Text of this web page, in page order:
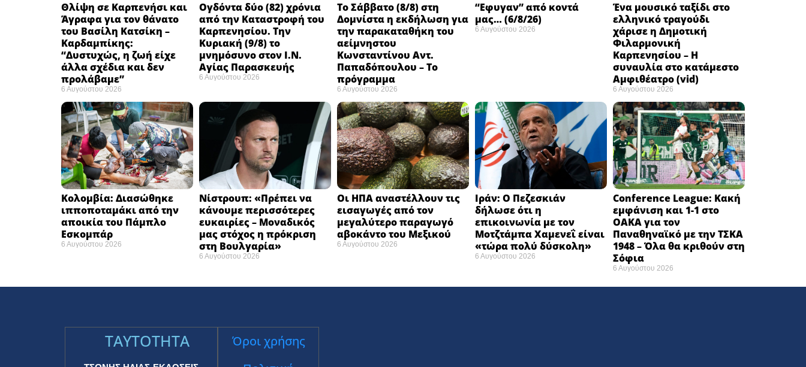
Θλίψη σε Καρπενήσι και
Άγραφα για τον θάνατο
του Βασίλη Κατσίκη –
Καρδαμπίκης:
“Δυστυχώς, η ζωή είχε
άλλα σχέδια και δεν
προλάβαμε”
6 Αυγούστου 2026
Ογδόντα δύο (82) χρόνια
από την Καταστροφή του
Καρπενησίου. Την
Κυριακή (9/8) το
μνημόσυνο στον Ι.Ν.
Αγίας Παρασκευής
6 Αυγούστου 2026
Το Σάββατο (8/8) στη
Δομνίστα η εκδήλωση για
την παρακαταθήκη του
αείμνηστου
Κωνσταντίνου Αντ.
Παπαδόπουλου – Το
πρόγραμμα
6 Αυγούστου 2026
“Εφυγαν” από κοντά
μας… (6/8/26)
6 Αυγούστου 2026
Ένα μουσικό ταξίδι στο
ελληνικό τραγούδι
χάρισε η Δημοτική
Φιλαρμονική
Καρπενησίου – Η
συναυλία στο κατάμεστο
Αμφιθέατρο (vid)
6 Αυγούστου 2026
Κολομβία: Διασώθηκε
ιπποποταμάκι από την
αποικία του Πάμπλο
Εσκομπάρ ​
6 Αυγούστου 2026
Νίστρουπ: «Πρέπει να
κάνουμε περισσότερες
ευκαιρίες – Μοναδικός
μας στόχος η πρόκριση
στη Βουλγαρία» ​
6 Αυγούστου 2026
Οι ΗΠΑ αναστέλλουν τις
εισαγωγές από τον
μεγαλύτερο παραγωγό
αβοκάντο του Μεξικού ​
6 Αυγούστου 2026
Ιράν: Ο Πεζεσκιάν
δήλωσε ότι η
επικοινωνία με τον
Μοτζτάμπα Χαμενεΐ είναι
«τώρα πολύ δύσκολη» ​
6 Αυγούστου 2026
Conference League: Κακή
εμφάνιση και 1-1 στο
ΟΑΚΑ για τον
Παναθηναϊκό με την ΤΣΚΑ
1948 – Όλα θα κριθούν στη
Σόφια ​
6 Αυγούστου 2026
TAYTOTHTA
Όροι χρήσης